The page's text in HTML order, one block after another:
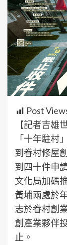
Post
【記者吉雄
「十年駐村
到眷村修屋
到四十件申
文化局加碼
黃埔兩處於
志於眷村創
創產業夥伴
止。